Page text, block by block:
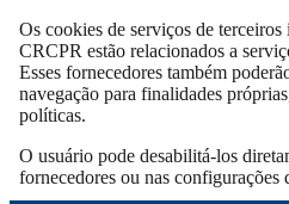
Os cookies de serviços de
CRCPR estão relacionados a
Esses fornecedores também
navegação para finalidades
políticas.
O usuário pode desabilitá-los
fornecedores ou nas configurações